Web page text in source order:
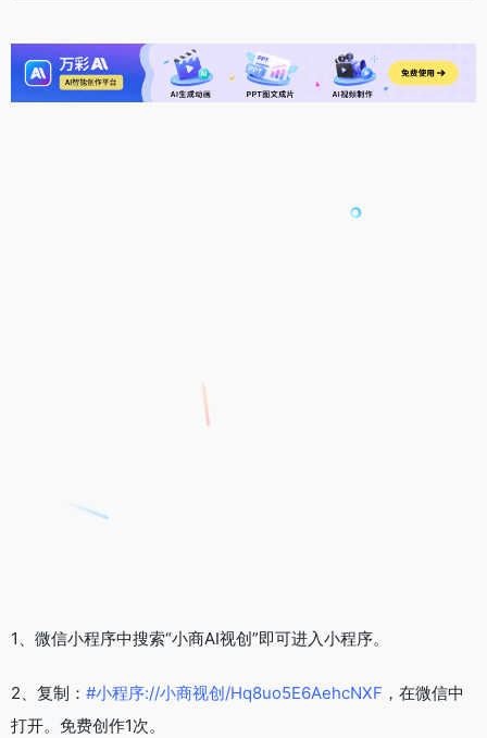
1、微信小程序中搜索“小商AI视创”即可进入小程序。
2、复制： #小程序://小商视创/Hq8uo5E6AehcNXF ，在微信中
打开。免费创作1次。